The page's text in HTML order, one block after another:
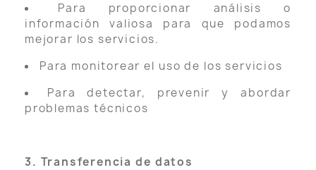
Para proporcionar análisis o
información valiosa para que podamos
mejorar los servicios.
Para monitorear el uso de los servicios
Para detectar, prevenir y abordar
problemas técnicos
3. Transferencia de datos